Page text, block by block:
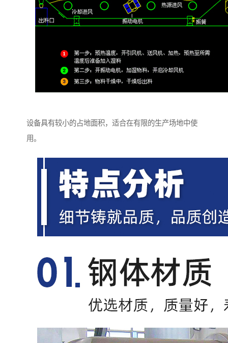
设备具有较小的占地面积，适合在有限的生产场地中使
用。